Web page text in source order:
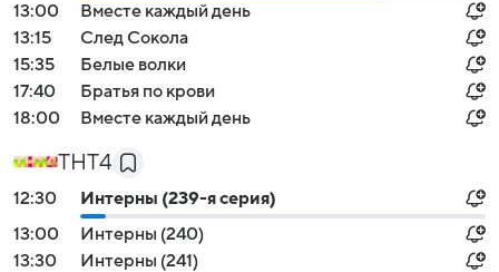
13:00
Вместе каждый день
13:15
След Сокола
15:35
Белые волки
17:40
Братья по крови
18:00
Вместе каждый день
ТНТ4
12:30
Интерны (239-я серия)
13:00
Интерны (240)
13:30
Интерны (241)